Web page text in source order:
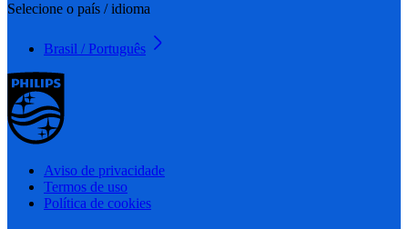
Selecione o país / idioma
Brasil / Português
Aviso de privacidade
Termos de uso
Política de cookies